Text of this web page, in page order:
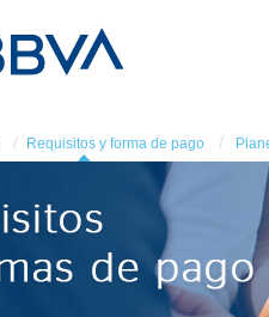
/ Requisitos y forma de pago /